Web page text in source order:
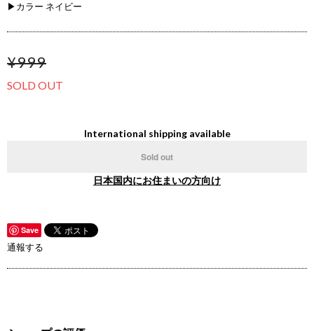
▶カラー ネイビー
¥999
SOLD OUT
International shipping available
Sold out
日本国内にお住まいの方向け
Save
通報する